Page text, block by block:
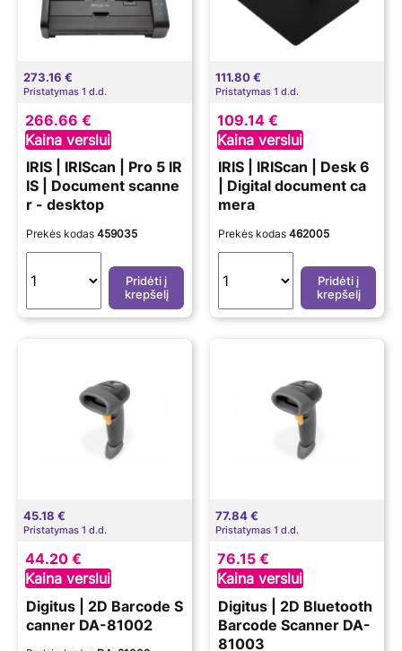
273.16 €
Pristatymas 1 d.d.
266.66 €
Kaina verslui
IRIS | IRIScan | Pro 5 IR
IS | Document scanne
r - desktop
Prekės kodas 459035
Pridėti į
krepšelį
111.80 €
Pristatymas 1 d.d.
109.14 €
Kaina verslui
IRIS | IRIScan | Desk 6
| Digital document ca
mera
Prekės kodas 462005
Pridėti į
krepšelį
45.18 €
Pristatymas 1 d.d.
44.20 €
Kaina verslui
Digitus | 2D Barcode S
canner DA-81002
77.84 €
Pristatymas 1 d.d.
76.15 €
Kaina verslui
Digitus | 2D Bluetooth
Barcode Scanner DA-
81003